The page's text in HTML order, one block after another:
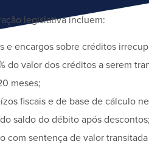
legislativa incluem:
e encargos sobre créditos
do valor dos créditos a serem
meses;
fiscais e de base de cálculo
saldo do débito após descontos;
com sentença de valor